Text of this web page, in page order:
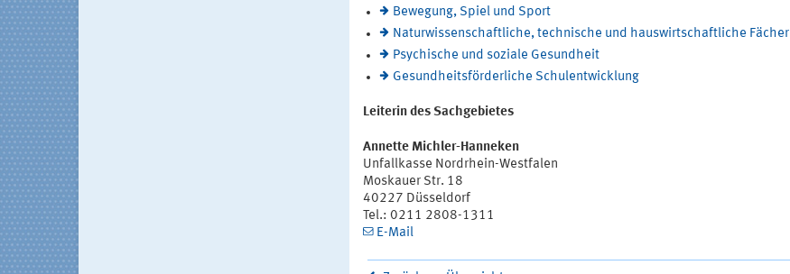
Bewegung, Spiel und Sport
Naturwissenschaftliche, technische und hauswirtschaftliche Fächer
Psychische und soziale Gesundheit
Gesundheitsförderliche Schulentwicklung
Leiterin des Sachgebietes
Annette Michler-Hanneken
Unfallkasse Nordrhein-Westfalen
Moskauer Str. 18
40227 Düsseldorf
Tel.: 0211 2808-1311
E-Mail